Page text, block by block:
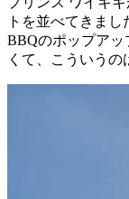
トを並べてきまし
BBQのポップアッ
くて、こういうの